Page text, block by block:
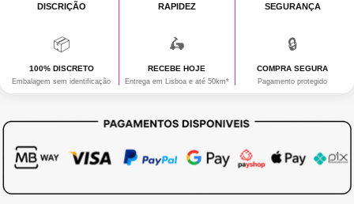
AS
DO
DISCRIÇÃO
📦
100% DISCRETO
Embalagem sem identificação
RAPIDEZ
🛵
RECEBE HOJE
Entrega em Lisboa e até 50km*
SEGURANÇA
🔒
COMPRA SEGURA
Pagamento protegido